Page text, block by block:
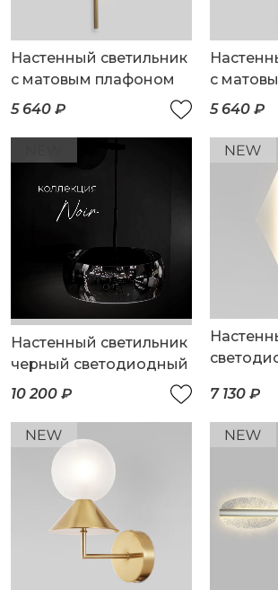
Настенный светильник
с матовым плафоном
5 640 ₽
с
5 640 ₽
Настенный светильник
черный светодиодный
10 200 ₽
7 130 ₽